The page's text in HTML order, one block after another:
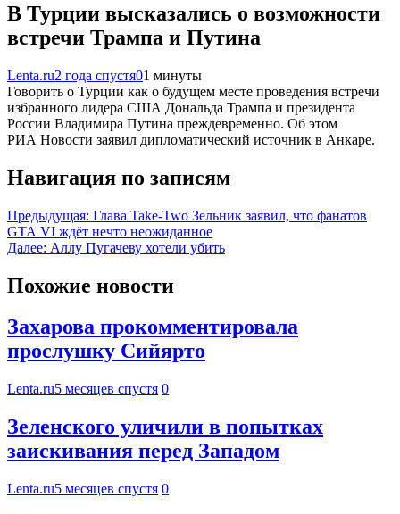
В Турции высказались о возможности
встречи Трампа и Путина
Lenta.ru2 года спустя01 минуты
Говорить о Турции как о будущем месте проведения встречи
избранного лидера США Дональда Трампа и президента
России Владимира Путина преждевременно. Об этом
РИА Новости заявил дипломатический источник в Анкаре.
Навигация по записям
Предыдущая: Глава Take-Two Зельник заявил, что фанатов
GTA VI ждёт нечто неожиданное
Далее: Аллу Пугачеву хотели убить
Похожие новости
Захарова прокомментировала
прослушку Сийярто
Lenta.ru5 месяцев спустя 0
Зеленского уличили в попытках
заискивания перед Западом
Lenta.ru5 месяцев спустя 0